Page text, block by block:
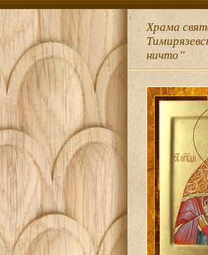
Храма
ничто”